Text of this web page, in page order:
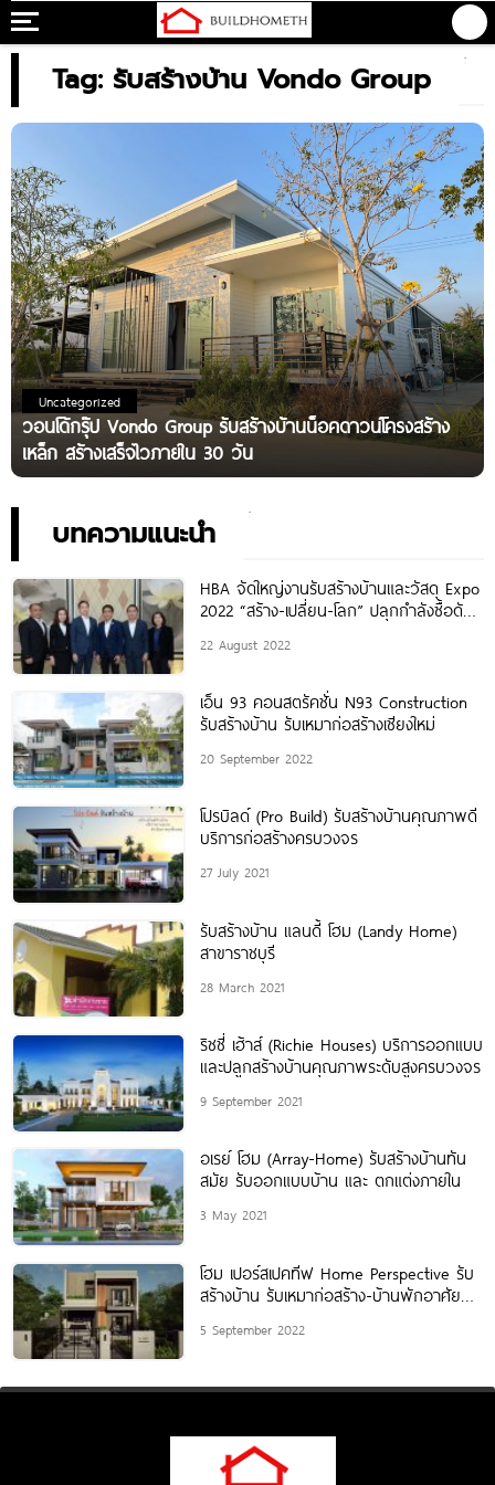
Tag: รับสร้างบ้าน Vondo Group
Uncategorized
วอนโด้กรุ๊ป Vondo Group รับสร้างบ้านน็อคดาวน์โครงสร้าง
เหล็ก สร้างเสร็จไวภายใน 30 วัน
บทความแนะนำ
HBA จัดใหญ่งานรับสร้างบ้านและวัสดุ Expo
2022 “สร้าง-เปลี่ยน-โลก” ปลุกกำลังซื้อดัน
ปี สร้างจิตสำนึกเรื่องสิ่งแวดล้อม
22 August 2022
เอ็น 93 คอนสตรัคชั่น N93 Construction
รับสร้างบ้าน รับเหมาก่อสร้างเชียงใหม่
20 September 2022
โปรบิลด์ (Pro Build) รับสร้างบ้านคุณภาพดี
บริการก่อสร้างครบวงจร
27 July 2021
รับสร้างบ้าน แลนดี้ โฮม (Landy Home)
สาขาราชบุรี
28 March 2021
ริชชี่ เฮ้าส์ (Richie Houses) บริการออกแบบ
และปลูกสร้างบ้านคุณภาพระดับสูงครบวงจร
9 September 2021
อเรย์ โฮม (Array-Home) รับสร้างบ้านทัน
สมัย รับออกแบบบ้าน และ ตกแต่งภายใน
3 May 2021
โฮม เปอร์สเปคทีฟ Home Perspective รับ
สร้างบ้าน รับเหมาก่อสร้าง-บ้านพักอาศัยทุก
5 September 2022